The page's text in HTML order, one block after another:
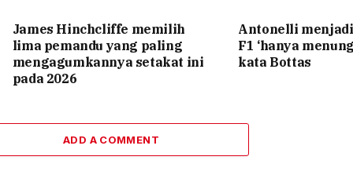
James Hinchcliffe memilih
lima pemandu yang paling
mengagumkannya setakat ini
pada 2026
Antonelli
F1 ‘hanya
kata Bottas
ADD A COMMENT